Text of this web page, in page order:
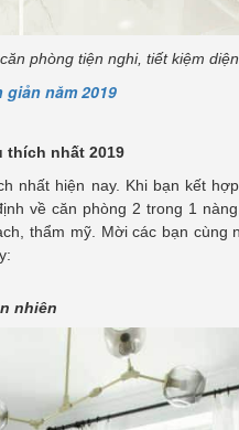
phòng tiện nghi, tiết kiệm
năm 2019
thích nhất 2019
nhất hiện nay. Khi bạn kết
về căn phòng 2 trong 1
thẩm mỹ. Mời các bạn cùng
nhiên